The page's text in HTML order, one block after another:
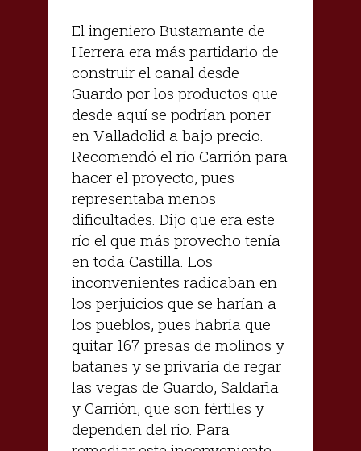
El ingeniero Bustamante de
Herrera era más partidario de
construir el canal desde
Guardo por los productos que
desde aquí se podrían poner
en Valladolid a bajo precio.
Recomendó el río Carrión para
hacer el proyecto, pues
representaba menos
dificultades. Dijo que era este
río el que más provecho tenía
en toda Castilla. Los
inconvenientes radicaban en
los perjuicios que se harían a
los pueblos, pues habría que
quitar 167 presas de molinos y
batanes y se privaría de regar
las vegas de Guardo, Saldaña
y Carrión, que son fértiles y
dependen del río. Para